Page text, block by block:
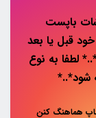
باپست
قبل یا بعد
لطفا به نوع
شود*..*
هماهنگ کنن